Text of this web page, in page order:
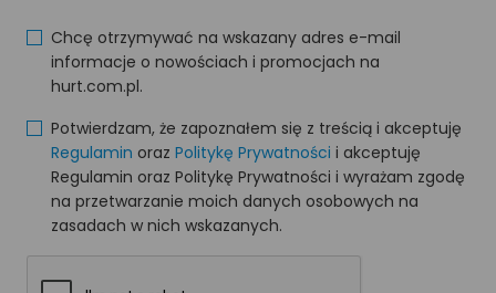
Chcę otrzymywać na wskazany adres e-mail
informacje o nowościach i promocjach na
hurt.com.pl.
Potwierdzam, że zapoznałem się z treścią i akceptuję
Regulamin oraz Politykę Prywatności i akceptuję
Regulamin oraz Politykę Prywatności i wyrażam zgodę
na przetwarzanie moich danych osobowych na
zasadach w nich wskazanych.